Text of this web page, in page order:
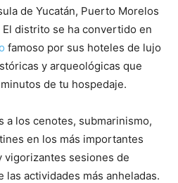
de Yucatán, Puerto Morelos
distrito se ha convertido en
famoso por sus hoteles de lujo
y arqueológicas que
de tu hospedaje.
a los cenotes, submarinismo,
en los más importantes
vigorizantes sesiones de
las actividades más anheladas.